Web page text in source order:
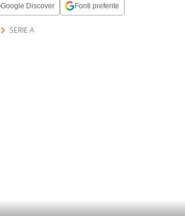
Google Discover Fonti preferite
SERIE A